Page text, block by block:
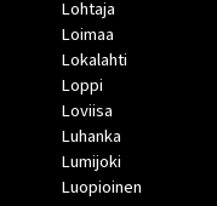
Lohtaja
Loimaa
Lokalahti
Loppi
Loviisa
Luhanka
Lumijoki
Luopioinen